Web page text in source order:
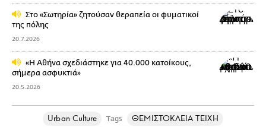
Στo «Σωτηρία» ζητούσαν θεραπεία οι φυματικοί
της πόλης
20.7.2026
«Η Αθήνα σχεδιάστηκε για 40.000 κατοίκους,
σήμερα ασφυκτιά»
20.5.2026
Urban Culture Tags
ΘΕΜΙΣΤΟΚΛΕΙΑ ΤΕΙΧΗ